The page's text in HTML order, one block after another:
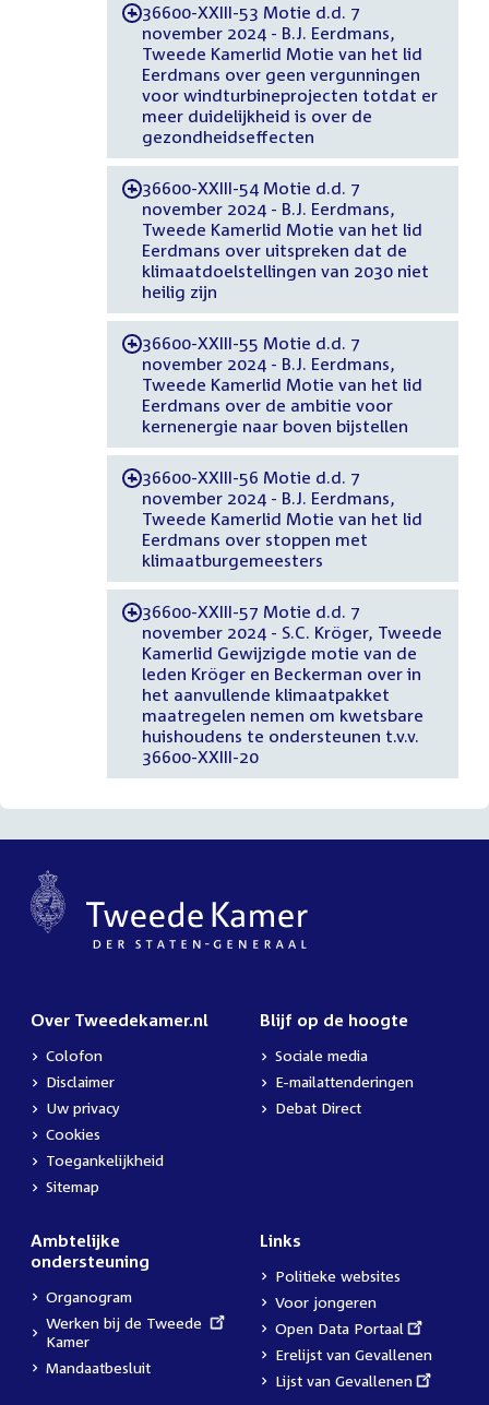
-36600-XXIII-53 Motie d.d. 7
november 2024 - B.J. Eerdmans,
Tweede Kamerlid Motie van het lid
Eerdmans over geen vergunningen
voor windturbineprojecten totdat er
meer duidelijkheid is over de
gezondheidseffecten
-36600-XXIII-54 Motie d.d. 7
november 2024 - B.J. Eerdmans,
Tweede Kamerlid Motie van het lid
Eerdmans over uitspreken dat de
klimaatdoelstellingen van 2030 niet
heilig zijn
-36600-XXIII-55 Motie d.d. 7
november 2024 - B.J. Eerdmans,
Tweede Kamerlid Motie van het lid
Eerdmans over de ambitie voor
kernenergie naar boven bijstellen
-36600-XXIII-56 Motie d.d. 7
november 2024 - B.J. Eerdmans,
Tweede Kamerlid Motie van het lid
Eerdmans over stoppen met
klimaatburgemeesters
-36600-XXIII-57 Motie d.d. 7
november 2024 - S.C. Kröger, Tweede
Kamerlid Gewijzigde motie van de
leden Kröger en Beckerman over in
het aanvullende klimaatpakket
maatregelen nemen om kwetsbare
huishoudens te ondersteunen t.v.v.
36600-XXIII-20
Over Tweedekamer.nl
Colofon
Disclaimer
Uw privacy
Cookies
Toegankelijkheid
Sitemap
Blijf op de hoogte
Sociale media
E-mailattenderingen
Debat Direct
Ambtelijke
ondersteuning
Organogram
External
link:
Werken bij de Tweede
Kamer
Mandaatbesluit
Links
Politieke websites
Voor jongeren
External
link:
Open Data Portaal
Erelijst van Gevallenen
External
Lijst van Gevallenen